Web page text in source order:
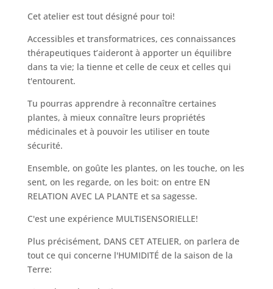
Cet atelier est tout désigné pour toi!
Accessibles et transformatrices, ces connaissances
thérapeutiques t’aideront à apporter un équilibre
dans ta vie; la tienne et celle de ceux et celles qui
t'entourent.
Tu pourras apprendre à reconnaître certaines
plantes, à mieux connaître leurs propriétés
médicinales et à pouvoir les utiliser en toute
sécurité.
Ensemble, on goûte les plantes, on les touche, on les
sent, on les regarde, on les boit: on entre EN
RELATION AVEC LA PLANTE et sa sagesse.
C'est une expérience MULTISENSORIELLE!
Plus précisément, DANS CET ATELIER, on parlera de
tout ce qui concerne l'HUMIDITÉ de la saison de la
Terre: